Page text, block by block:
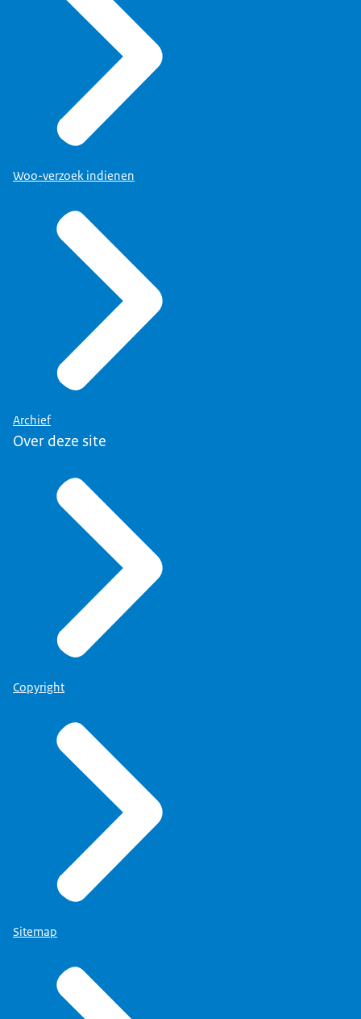
Woo-verzoek indienen
Archief
Over deze site
Copyright
Sitemap